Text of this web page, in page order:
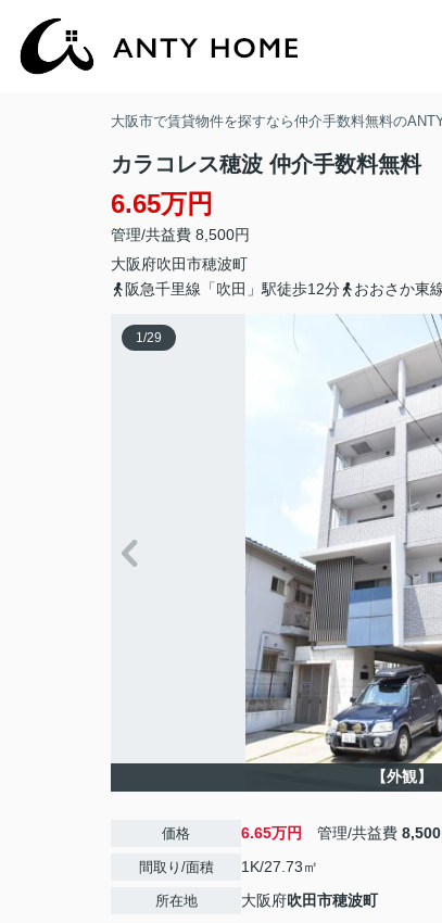
大阪市で賃貸物件を探すなら仲介手数料無料の
カラコレス穂波 仲介手数料無料
6.65万円
管理/共益費 8,500円
大阪府吹田市穂波町
阪急千里線「吹田」駅徒歩12分
おおさか東
1/29
【外観】
価格 6.65万円 管理/共益費 8,500
間取り/面積 1K/27.73㎡
所在地 大阪府吹田市穂波町